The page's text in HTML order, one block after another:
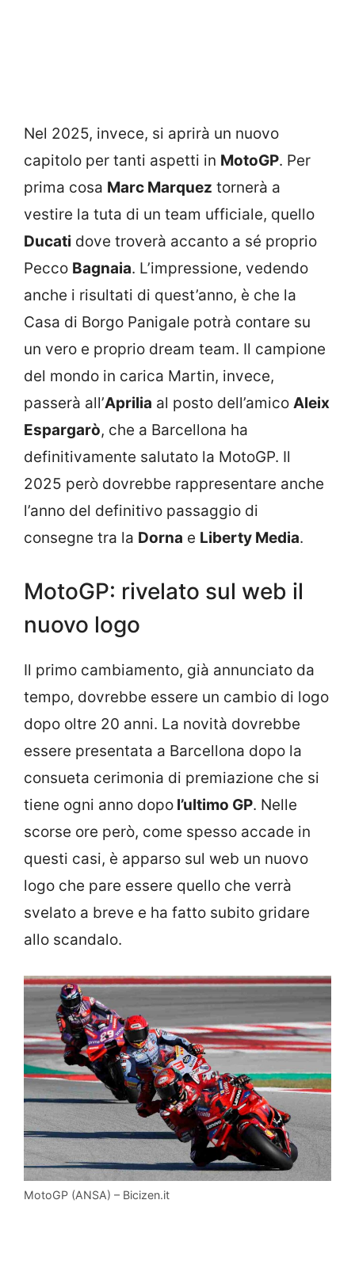
Nel 2025, invece, si aprirà un nuovo
capitolo per tanti aspetti in MotoGP. Per
prima cosa Marc Marquez tornerà a
vestire la tuta di un team ufficiale, quello
Ducati dove troverà accanto a sé proprio
Pecco Bagnaia. L’impressione, vedendo
anche i risultati di quest’anno, è che la
Casa di Borgo Panigale potrà contare su
un vero e proprio dream team. Il campione
del mondo in carica Martin, invece,
passerà all’Aprilia al posto dell’amico Aleix
Espargarò, che a Barcellona ha
definitivamente salutato la MotoGP. Il
2025 però dovrebbe rappresentare anche
l’anno del definitivo passaggio di
consegne tra la Dorna e Liberty Media.
MotoGP: rivelato sul web il
nuovo logo
Il primo cambiamento, già annunciato da
tempo, dovrebbe essere un cambio di logo
dopo oltre 20 anni. La novità dovrebbe
essere presentata a Barcellona dopo la
consueta cerimonia di premiazione che si
tiene ogni anno dopo l’ultimo GP. Nelle
scorse ore però, come spesso accade in
questi casi, è apparso sul web un nuovo
logo che pare essere quello che verrà
svelato a breve e ha fatto subito gridare
allo scandalo.
MotoGP (ANSA) – Bicizen.it